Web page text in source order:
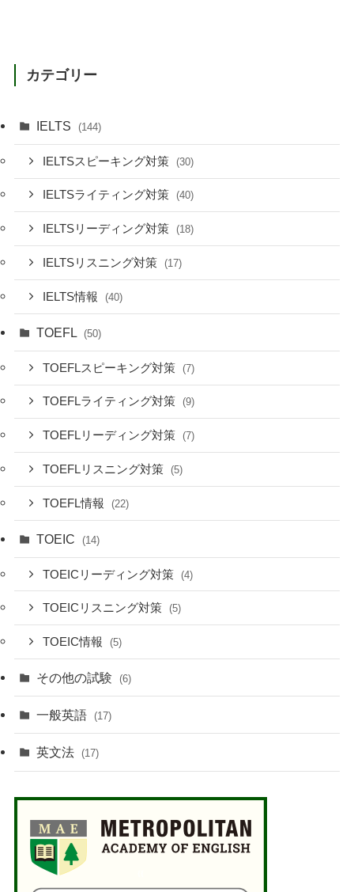
カテゴリー
IELTS (144)
IELTSスピーキング対策 (30)
IELTSライティング対策 (40)
IELTSリーディング対策 (18)
IELTSリスニング対策 (17)
IELTS情報 (40)
TOEFL (50)
TOEFLスピーキング対策 (7)
TOEFLライティング対策 (9)
TOEFLリーディング対策 (7)
TOEFLリスニング対策 (5)
TOEFL情報 (22)
TOEIC (14)
TOEICリーディング対策 (4)
TOEICリスニング対策 (5)
TOEIC情報 (5)
その他の試験 (6)
一般英語 (17)
英文法 (17)